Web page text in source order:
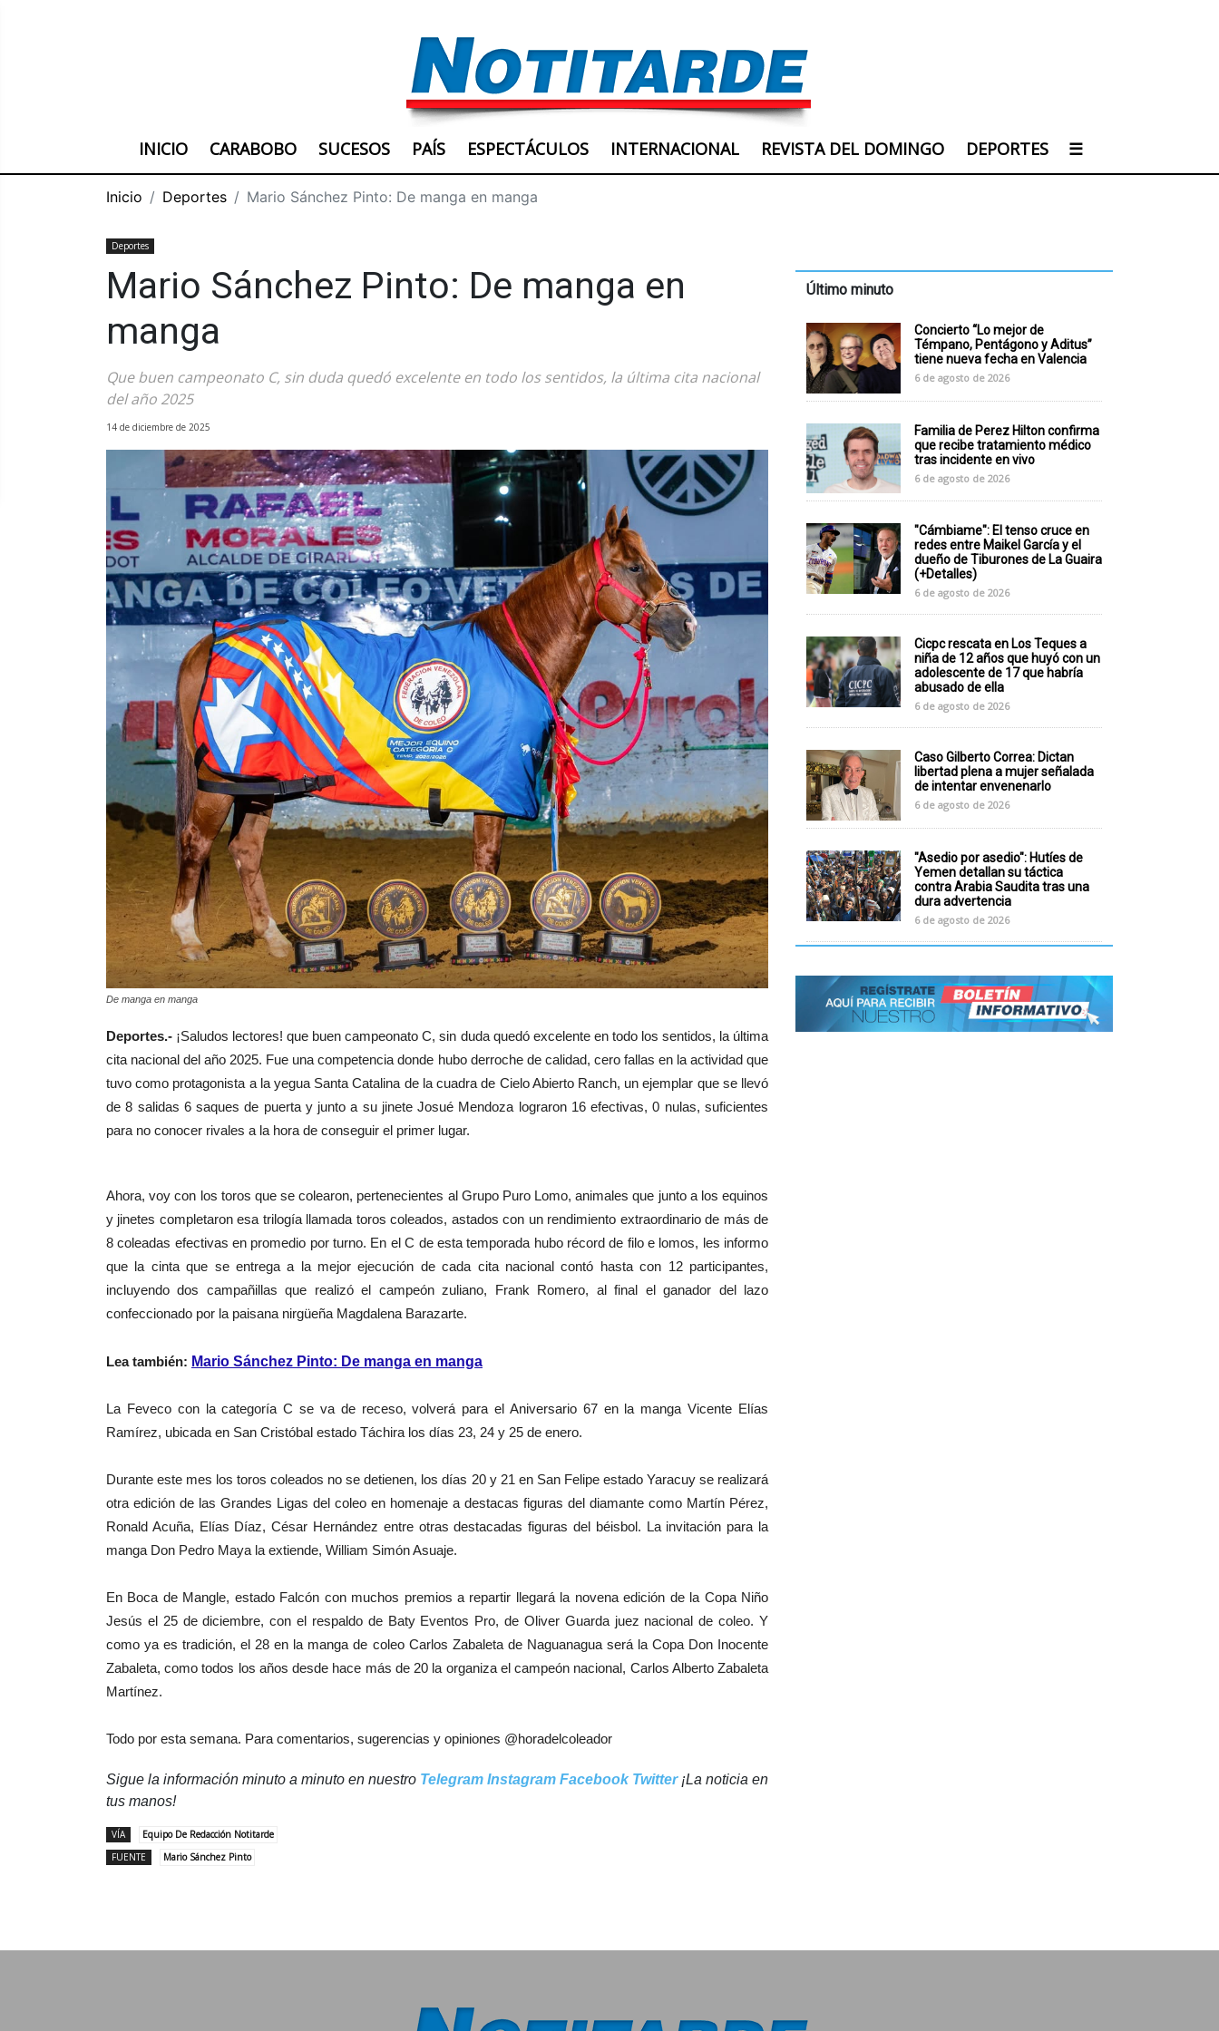
INICIO CARABOBO SUCESOS PAÍS ESPECTÁCULOS INTERNACIONAL REVISTA DEL DOMINGO DEPORTES ☰
Inicio Deportes Mario Sánchez Pinto: De manga en manga
Deportes
Mario Sánchez Pinto: De manga en
manga
Que buen campeonato C, sin duda quedó excelente en todo los sentidos, la última cita nacional
del año 2025
14 de diciembre de 2025
De manga en manga
Deportes.- ¡Saludos lectores! que buen campeonato C, sin duda quedó excelente en todo los sentidos, la última
cita nacional del año 2025. Fue una competencia donde hubo derroche de calidad, cero fallas en la actividad que
tuvo como protagonista a la yegua Santa Catalina de la cuadra de Cielo Abierto Ranch, un ejemplar que se llevó
de 8 salidas 6 saques de puerta y junto a su jinete Josué Mendoza lograron 16 efectivas, 0 nulas, suficientes
para no conocer rivales a la hora de conseguir el primer lugar.
Ahora, voy con los toros que se colearon, pertenecientes al Grupo Puro Lomo, animales que junto a los equinos
y jinetes completaron esa trilogía llamada toros coleados, astados con un rendimiento extraordinario de más de
8 coleadas efectivas en promedio por turno. En el C de esta temporada hubo récord de filo e lomos, les informo
que la cinta que se entrega a la mejor ejecución de cada cita nacional contó hasta con 12 participantes,
incluyendo dos campañillas que realizó el campeón zuliano, Frank Romero, al final el ganador del lazo
confeccionado por la paisana nirgüeña Magdalena Barazarte.
Lea también: Mario Sánchez Pinto: De manga en manga
La Feveco con la categoría C se va de receso, volverá para el Aniversario 67 en la manga Vicente Elías
Ramírez, ubicada en San Cristóbal estado Táchira los días 23, 24 y 25 de enero.
Durante este mes los toros coleados no se detienen, los días 20 y 21 en San Felipe estado Yaracuy se realizará
otra edición de las Grandes Ligas del coleo en homenaje a destacas figuras del diamante como Martín Pérez,
Ronald Acuña, Elías Díaz, César Hernández entre otras destacadas figuras del béisbol. La invitación para la
manga Don Pedro Maya la extiende, William Simón Asuaje.
En Boca de Mangle, estado Falcón con muchos premios a repartir llegará la novena edición de la Copa Niño
Jesús el 25 de diciembre, con el respaldo de Baty Eventos Pro, de Oliver Guarda juez nacional de coleo. Y
como ya es tradición, el 28 en la manga de coleo Carlos Zabaleta de Naguanagua será la Copa Don Inocente
Zabaleta, como todos los años desde hace más de 20 la organiza el campeón nacional, Carlos Alberto Zabaleta
Martínez.
Todo por esta semana. Para comentarios, sugerencias y opiniones @horadelcoleador
Sigue la información minuto a minuto en nuestro Telegram Instagram Facebook Twitter¡La noticia en
tus manos!
VÍA
Equipo De Redacción Notitarde
FUENTE
Mario Sánchez Pinto
Último minuto
Concierto “Lo mejor de
Témpano, Pentágono y Aditus”
tiene nueva fecha en Valencia
6 de agosto de 2026
Familia de Perez Hilton confirma
que recibe tratamiento médico
tras incidente en vivo
6 de agosto de 2026
"Cámbiame": El tenso cruce en
redes entre Maikel García y el
dueño de Tiburones de La Guaira
(+Detalles)
6 de agosto de 2026
Cicpc rescata en Los Teques a
niña de 12 años que huyó con un
adolescente de 17 que habría
abusado de ella
6 de agosto de 2026
Caso Gilberto Correa: Dictan
libertad plena a mujer señalada
de intentar envenenarlo
6 de agosto de 2026
"Asedio por asedio": Hutíes de
Yemen detallan su táctica
contra Arabia Saudita tras una
dura advertencia
6 de agosto de 2026